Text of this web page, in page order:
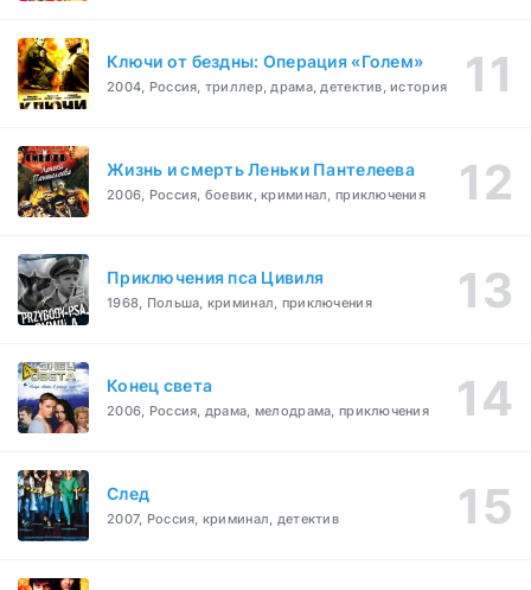
Ключи от бездны: Операция «Голем»
2004, Россия, триллер, драма, детектив, история
Жизнь и смерть Леньки Пантелеева
2006, Россия, боевик, криминал, приключения
Приключения пса Цивиля
1968, Польша, криминал, приключения
Конец света
2006, Россия, драма, мелодрама, приключения
След
2007, Россия, криминал, детектив